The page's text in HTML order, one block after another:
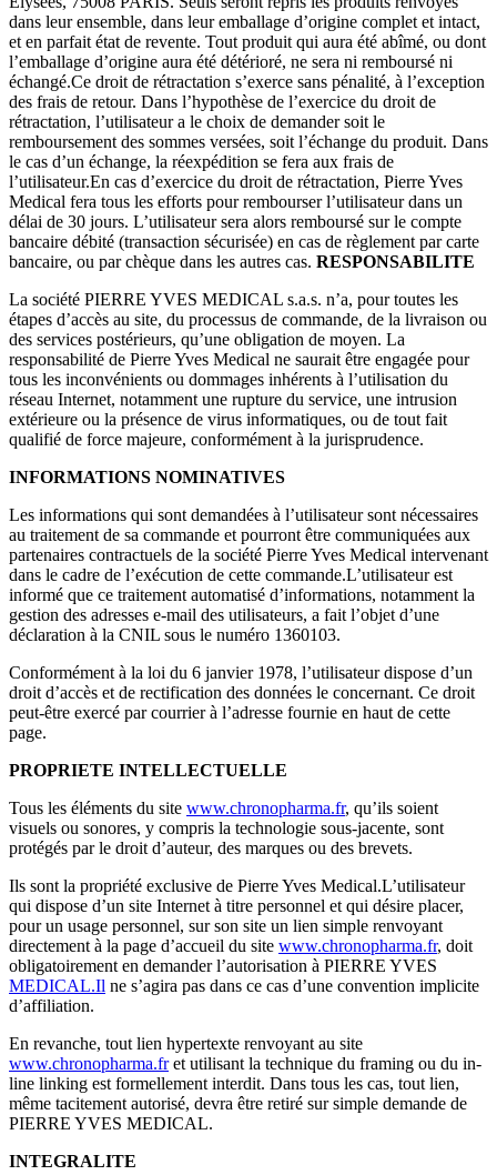
dans leur ensemble, dans leur emballage d’origine complet et intact,
et en parfait état de revente. Tout produit qui aura été abîmé, ou dont
l’emballage d’origine aura été détérioré, ne sera ni remboursé ni
échangé.Ce droit de rétractation s’exerce sans pénalité, à l’exception
des frais de retour. Dans l’hypothèse de l’exercice du droit de
rétractation, l’utilisateur a le choix de demander soit le
remboursement des sommes versées, soit l’échange du produit. Dans
le cas d’un échange, la réexpédition se fera aux frais de
l’utilisateur.En cas d’exercice du droit de rétractation, Pierre Yves
Medical fera tous les efforts pour rembourser l’utilisateur dans un
délai de 30 jours. L’utilisateur sera alors remboursé sur le compte
bancaire débité (transaction sécurisée) en cas de règlement par carte
bancaire, ou par chèque dans les autres cas. RESPONSABILITE
La société PIERRE YVES MEDICAL s.a.s. n’a, pour toutes les
étapes d’accès au site, du processus de commande, de la livraison ou
des services postérieurs, qu’une obligation de moyen. La
responsabilité de Pierre Yves Medical ne saurait être engagée pour
tous les inconvénients ou dommages inhérents à l’utilisation du
réseau Internet, notamment une rupture du service, une intrusion
extérieure ou la présence de virus informatiques, ou de tout fait
qualifié de force majeure, conformément à la jurisprudence.
INFORMATIONS NOMINATIVES
Les informations qui sont demandées à l’utilisateur sont nécessaires
au traitement de sa commande et pourront être communiquées aux
partenaires contractuels de la société Pierre Yves Medical intervenant
dans le cadre de l’exécution de cette commande.L’utilisateur est
informé que ce traitement automatisé d’informations, notamment la
gestion des adresses e-mail des utilisateurs, a fait l’objet d’une
déclaration à la CNIL sous le numéro 1360103.
Conformément à la loi du 6 janvier 1978, l’utilisateur dispose d’un
droit d’accès et de rectification des données le concernant. Ce droit
peut-être exercé par courrier à l’adresse fournie en haut de cette
page.
PROPRIETE INTELLECTUELLE
Tous les éléments du site www.chronopharma.fr, qu’ils soient
visuels ou sonores, y compris la technologie sous-jacente, sont
protégés par le droit d’auteur, des marques ou des brevets.
Ils sont la propriété exclusive de Pierre Yves Medical.L’utilisateur
qui dispose d’un site Internet à titre personnel et qui désire placer,
pour un usage personnel, sur son site un lien simple renvoyant
directement à la page d’accueil du site www.chronopharma.fr, doit
obligatoirement en demander l’autorisation à PIERRE YVES
MEDICAL.Il ne s’agira pas dans ce cas d’une convention implicite
d’affiliation.
En revanche, tout lien hypertexte renvoyant au site
www.chronopharma.fret utilisant la technique du framing ou du in-
line linking est formellement interdit. Dans tous les cas, tout lien,
même tacitement autorisé, devra être retiré sur simple demande de
PIERRE YVES MEDICAL.
INTEGRALITE